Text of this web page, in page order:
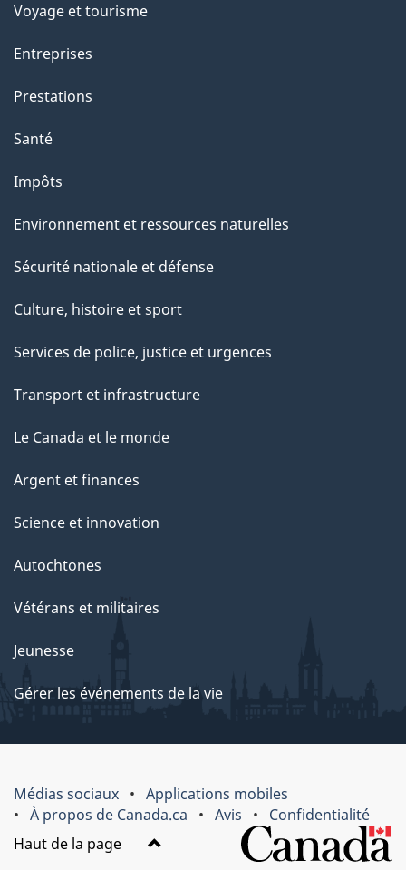
Voyage et tourisme
Entreprises
Prestations
Santé
Impôts
Environnement et ressources naturelles
Sécurité nationale et défense
Culture, histoire et sport
Services de police, justice et urgences
Transport et infrastructure
Le Canada et le monde
Argent et finances
Science et innovation
Autochtones
Vétérans et militaires
Jeunesse
Gérer les événements de la vie
Médias sociaux
Applications mobiles
À propos de Canada.ca
Avis
Confidentialité
Haut de la page